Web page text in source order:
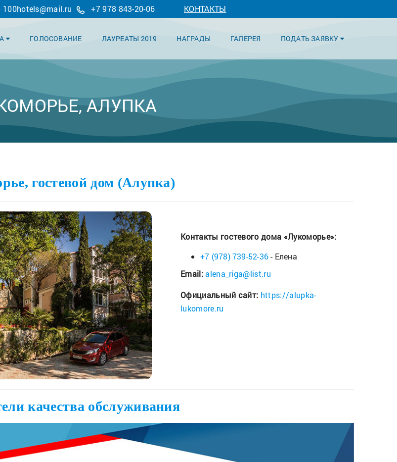
100hotels@mail.ru +7 978 843-20-06 КОНТАКТЫ
ГОЛОСОВАНИЕ ЛАУРЕАТЫ 2019 НАГРАДЫ ГАЛЕРЕЯ ПОДАТЬ ЗАЯВКУ
АЛУПКА
гостевой дом (Алупка)
Контакты гостевого дома «Лукоморье»:
+7 (978) 739-52-36- Елена
Email:alena_riga@list.ru
Официальный сайт: https://alupka-
lukomore.ru
качества обслуживания